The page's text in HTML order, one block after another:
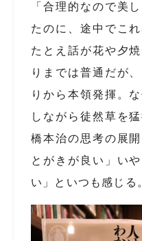
「合理的なので美
たのに、途中でこ
たとえ話が花や夕
りまでは普通だが
りから本領発揮。
しながら徒然草を
橋本治の思考の展
とがきが良い」い
い」といつも感じる